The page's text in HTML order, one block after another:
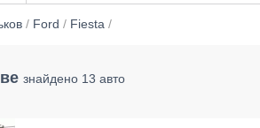
/ Ford / Fiesta/
знайдено 13 авто